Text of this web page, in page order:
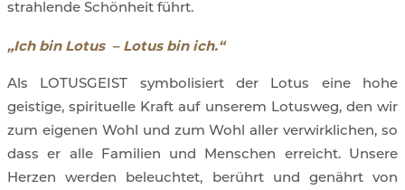
strahlende Schönheit führt.
„Ich bin Lotus – Lotus bin ich.“
Als LOTUSGEIST symbolisiert der Lotus eine hohe
geistige, spirituelle Kraft auf unserem Lotusweg, den wir
zum eigenen Wohl und zum Wohl aller verwirklichen, so
dass er alle Familien und Menschen erreicht. Unsere
Herzen werden beleuchtet, berührt und genährt von